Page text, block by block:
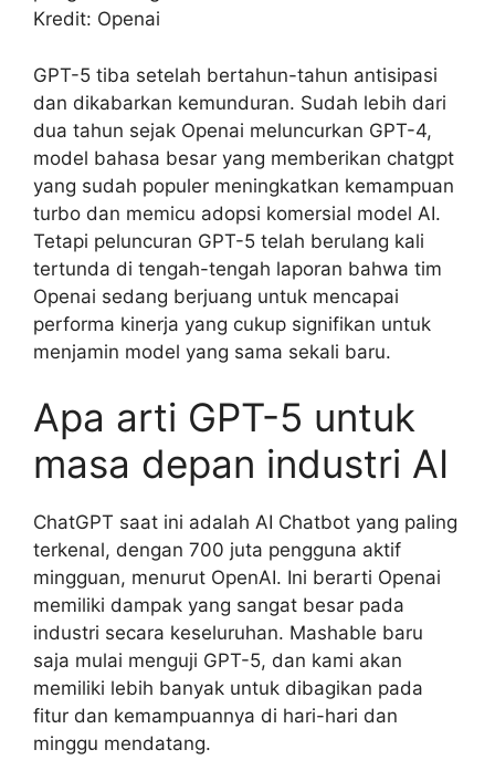
Kredit: Openai
GPT-5 tiba setelah bertahun-tahun antisipasi
dan dikabarkan kemunduran. Sudah lebih dari
dua tahun sejak Openai meluncurkan GPT-4,
model bahasa besar yang memberikan chatgpt
yang sudah populer meningkatkan kemampuan
turbo dan memicu adopsi komersial model AI.
Tetapi peluncuran GPT-5 telah berulang kali
tertunda di tengah-tengah laporan bahwa tim
Openai sedang berjuang untuk mencapai
performa kinerja yang cukup signifikan untuk
menjamin model yang sama sekali baru.
Apa arti GPT-5 untuk
masa depan industri AI
ChatGPT saat ini adalah AI Chatbot yang paling
terkenal, dengan 700 juta pengguna aktif
mingguan, menurut OpenAI. Ini berarti Openai
memiliki dampak yang sangat besar pada
industri secara keseluruhan. Mashable baru
saja mulai menguji GPT-5, dan kami akan
memiliki lebih banyak untuk dibagikan pada
fitur dan kemampuannya di hari-hari dan
minggu mendatang.